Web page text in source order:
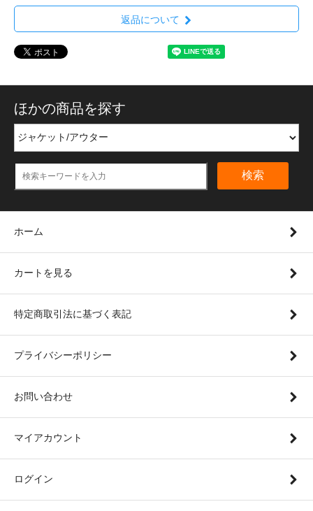
返品について
ほかの商品を探す
検索
ホーム
カートを見る
特定商取引法に基づく表記
プライバシーポリシー
お問い合わせ
マイアカウント
ログイン